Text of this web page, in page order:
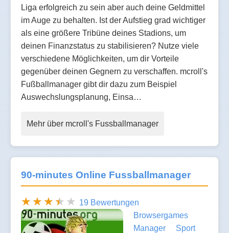
Liga erfolgreich zu sein aber auch deine Geldmittel
im Auge zu behalten. Ist der Aufstieg grad wichtiger
als eine größere Tribüne deines Stadions, um
deinen Finanzstatus zu stabilisieren? Nutze viele
verschiedene Möglichkeiten, um dir Vorteile
gegenüber deinen Gegnern zu verschaffen. mcroll's
Fußballmanager gibt dir dazu zum Beispiel
Auswechslungsplanung, Einsa…
Mehr über mcroll's Fussballmanager
90-minutes Online Fussballmanager
19 Bewertungen
Browsergames
Manager
Sport